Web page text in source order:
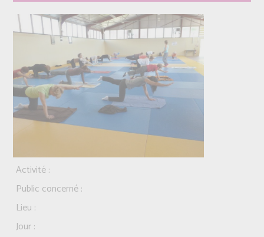
Activité :
Public concerné :
Lieu :
Jour :